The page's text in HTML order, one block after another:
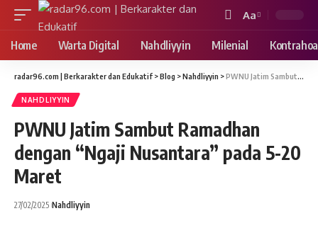
Font
Resizer
Aa
Home Warta Digital Nahdliyyin Milenial
radar96.com | Berkarakter dan Edukatif >Blog >Nahdliyyin >PWNU Jatim Sambut Ramadhan dengan “Ngaji Nusantara” pada 5-20 Maret
NAHDLIYYIN
PWNU Jatim Sambut Ramadhan
dengan “Ngaji Nusantara” pada 5-20
Maret
27/02/2025 Nahdliyyin